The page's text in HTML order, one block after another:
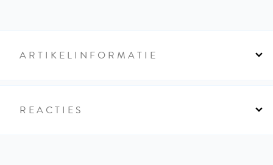
ARTIKELINFORMATIE
REACTIES